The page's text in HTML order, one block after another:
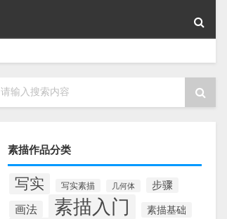
请输入搜索内容
素描作品分类
写实 写实素描 几何体 步骤
画法 素描入门 素描基础